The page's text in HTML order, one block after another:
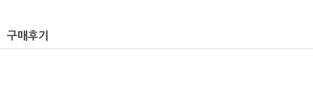
구매후기